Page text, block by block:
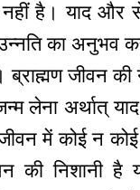
है। याद और
का अनुभव
जीवन की
लेना अर्थात्
में कोई न
की निशानी है